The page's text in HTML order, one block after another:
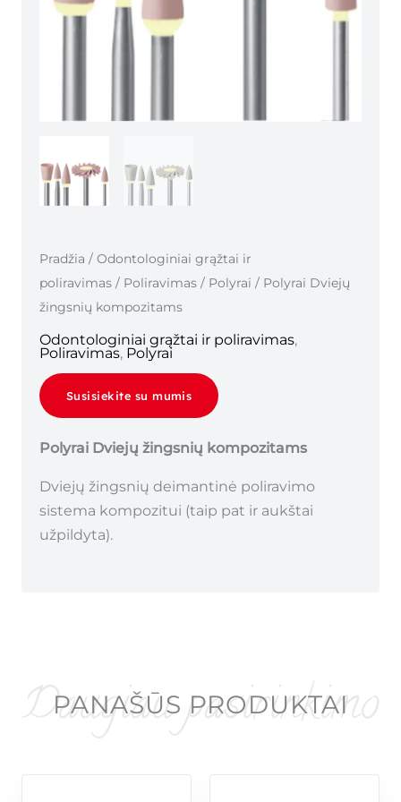
Pradžia / Odontologiniai grąžtai ir
poliravimas/ Poliravimas/ Polyrai / Polyrai Dviejų
žingsnių kompozitams
Odontologiniai grąžtai ir poliravimas,
Poliravimas, Polyrai
Susisiekite su mumis
Polyrai Dviejų žingsnių kompozitams
Dviejų žingsnių deimantinė poliravimo
sistema kompozitui (taip pat ir aukštai
užpildyta).
PANAŠŪS PRODUKTAI